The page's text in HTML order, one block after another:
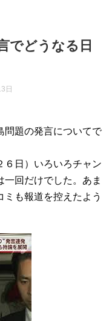
でどうなる日
日
問題の発言についてで
６日）いろいろチャン
回だけでした。あま
ミも報道を控えたよう